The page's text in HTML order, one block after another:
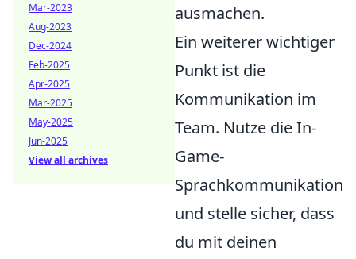
ausmachen.
Ein weiterer wichtiger
Punkt ist die
Kommunikation im
Team. Nutze die In-
Game-
Sprachkommunikation
und stelle sicher, dass
du mit deinen
Mar-2023
Aug-2023
Dec-2024
Feb-2025
Apr-2025
Mar-2025
May-2025
Jun-2025
View all archives